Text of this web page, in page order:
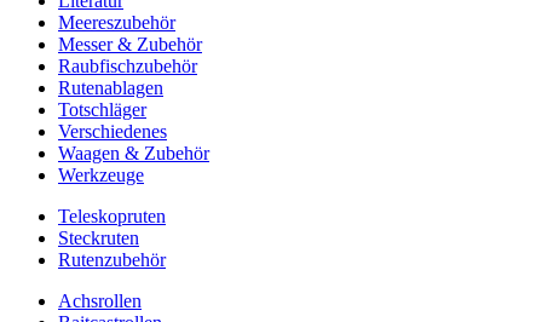
Meereszubehör
Messer & Zubehör
Raubfischzubehör
Rutenablagen
Totschläger
Verschiedenes
Waagen & Zubehör
Werkzeuge
Teleskopruten
Steckruten
Rutenzubehör
Achsrollen